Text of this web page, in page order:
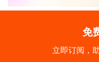
免
立即订阅，